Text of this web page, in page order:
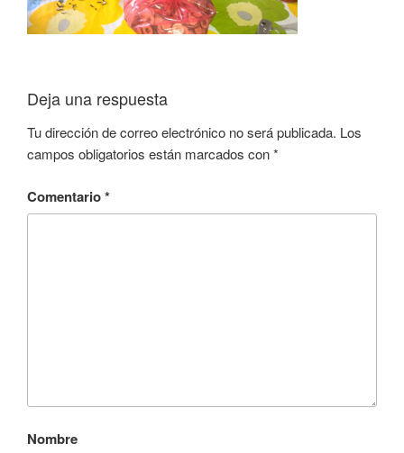
Deja una respuesta
Tu dirección de correo electrónico no será publicada. Los
campos obligatorios están marcados con*
Comentario*
Nombre